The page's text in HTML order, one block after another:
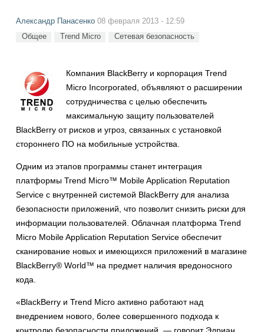
Александр Панасенко 08 февраля 2013 - 12:59
Общее Trend Micro Сетевая безопасность
Компания BlackBerry и корпорация Trend
Micro Incorporated, объявляют о расширении
сотрудничества с целью обеспечить
максимальную защиту пользователей
BlackBerry от рисков и угроз, связанных с установкой
стороннего ПО на мобильные устройства.
Одним из этапов программы станет интеграция
платформы Trend Micro™ Mobile Application Reputation
Service с внутренней системой BlackBerry для анализа
безопасности приложений, что позволит снизить риски для
информации пользователей. Облачная платформа Trend
Micro Mobile Application Reputation Service обеспечит
сканирование новых и имеющихся приложений в магазине
BlackBerry® World™ на предмет наличия вредоносного
кода.
«BlackBerry и Trend Micro активно работают над
внедрением нового, более совершенного подхода к